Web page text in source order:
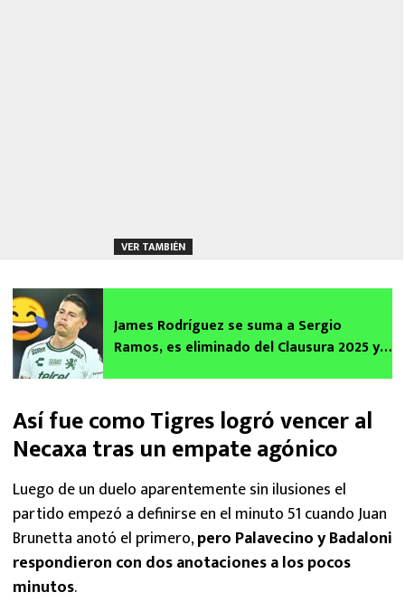
VER TAMBIÉN
James Rodríguez se suma a Sergio
Ramos, es eliminado del Clausura 2025 y
Así fue como Tigres logró vencer al
Necaxa tras un empate agónico
Luego de un duelo aparentemente sin ilusiones el
partido empezó a definirse en el minuto 51 cuando Juan
Brunetta anotó el primero,pero Palavecino y Badaloni
respondieron con dos anotaciones a los pocos
minutos.